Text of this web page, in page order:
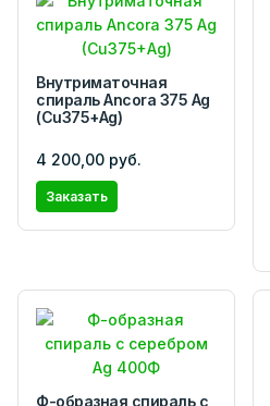
Внутриматочная
спираль Ancora 375 Ag
(Cu375+Ag)
4 200,00 руб.
Заказать
Ф-образная спираль с